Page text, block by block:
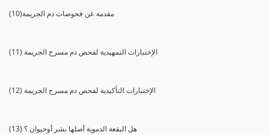
(10)مقدمة عن فحوصات دم الجريمة
(11) الإختبارات التمهيدية لفحص دم مسرح الجريمة
(12) الإختبارات التأكيدية لفحص دم مسرح الجريمة
(13) هل البقعة الدموية أصلها بشر أوحيوان ؟